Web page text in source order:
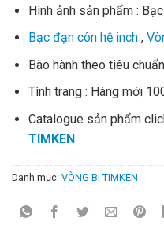
Hình ảnh sản phẩm :
Bạc đạn côn hệ inch,
Bào hành theo tiêu
Tình trang : Hàng mới
Catalogue sản phẩm
TIMKEN
Danh mục: VÒNG BI TIMKEN